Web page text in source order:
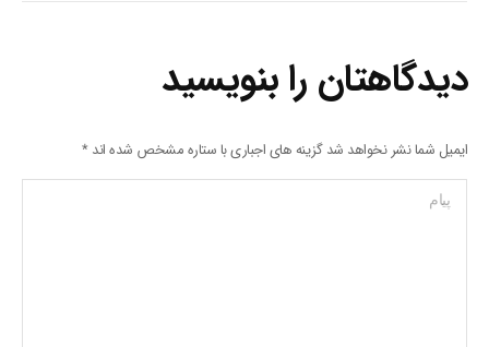
دیدگاهتان را بنویسید
ایمیل شما نشر نخواهد شد گزینه های اجباری با ستاره مشخص شده اند*
پیام